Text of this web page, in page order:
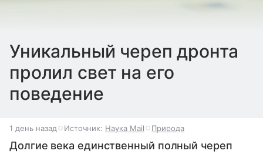
Уникальный череп дронта
пролил свет на его
поведение
1 день назад Источник: Наука Mail Природа
Долгие века единственный полный череп